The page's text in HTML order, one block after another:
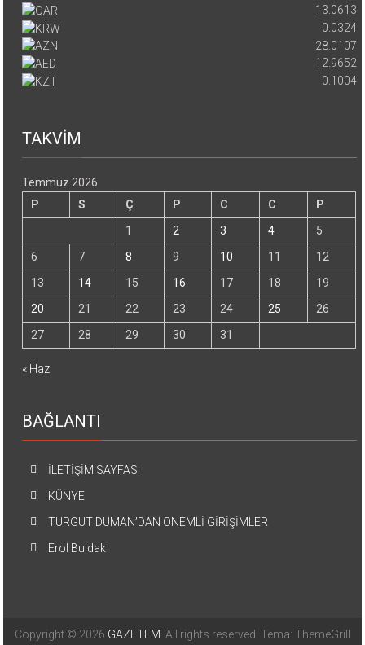
13.0613
0.0324
28.0107
12.9652
0.1004
TAKVİM
Temmuz 2026
P
S Ç P C C
P
1
2 3 4
5
6
7 8 9 10 11
12
13
14 15 16 17 18
19
20
21 22 23 24 25
26
27
28 29 30 31
« Haz
BAĞLANTI
İLETİŞİM SAYFASI
KÜNYE
TURGUT DUMAN’DAN ÖNEMLİ GİRİŞİMLER
Erol Buldak
Copyright © 2026 GAZETEM . All rights reserved. Tema: ThemeGrill